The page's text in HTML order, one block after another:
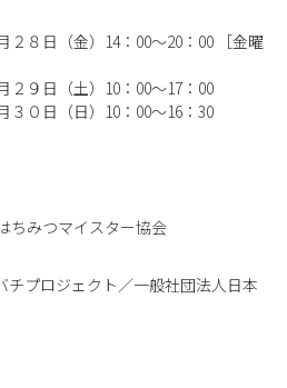
２８日（金）14：00～20：00 ［金曜
10：00～17：00
10：00～16：30
ちみつマイスター協会
チプロジェクト／一般社団法人日本